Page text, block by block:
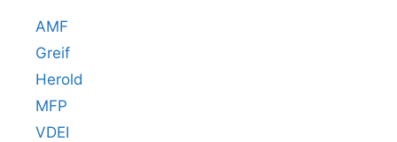
AMF
Greif
Herold
MFP
VDEI